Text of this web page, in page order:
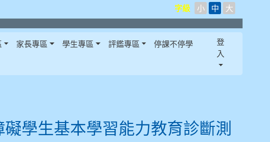
字級 小 中 大
家長專區 學生專區 評鑑專區 停課不停學
登
入
學生基本學習能力教育診斷測